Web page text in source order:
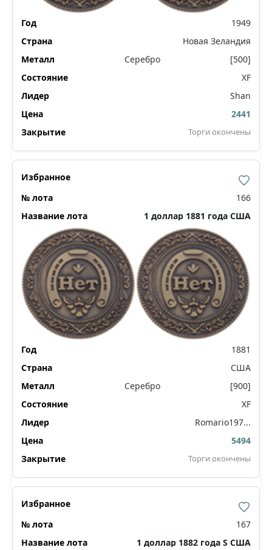
1949
Новая Зеландия
Серебро
[500]
XF
Shan
2441
Торги окончены
166
1 доллар 1881 года США
1881
США
Серебро
[900]
XF
Romario197...
5494
Торги окончены
167
1 доллар 1882 года S США